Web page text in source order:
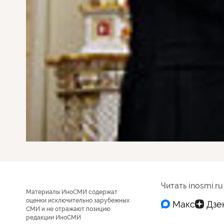
Материалы ИноСМИ содержат
оценки исключительно зарубежных
СМИ и не отражают позицию
редакции ИноСМИ
Читать inosmi.ru